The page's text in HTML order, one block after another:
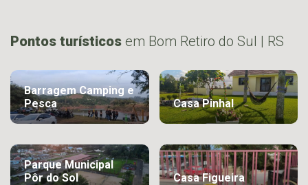
Pontos turísticos em Bom Retiro do Sul | RS
Barragem Camping e
Pesca
Casa Pinhal
Parque Municipal
Pôr do Sol
Casa Figueira